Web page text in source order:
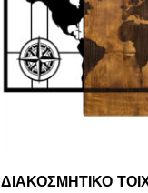
ΔΙΑΚΟΣΜΗΤΙΚΟ